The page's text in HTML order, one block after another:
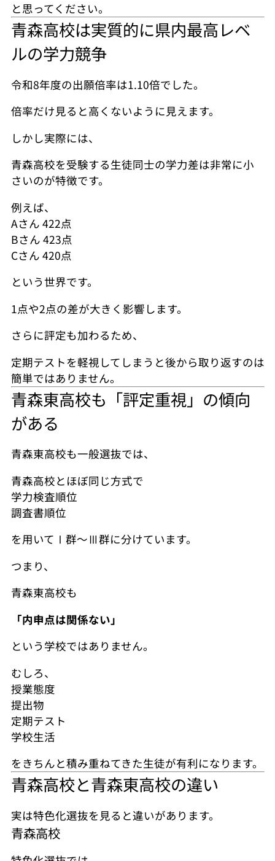
と思ってください。
青森高校は実質的に県内最高レベ
ルの学力競争
令和8年度の出願倍率は1.10倍でした。
倍率だけ見ると高くないように見えます。
しかし実際には、
青森高校を受験する生徒同士の学力差は非常に小
さいのが特徴です。
例えば、
Aさん 422点
Bさん 423点
Cさん 420点
という世界です。
1点や2点の差が大きく影響します。
さらに評定も加わるため、
定期テストを軽視してしまうと後から取り返すのは
簡単ではありません。
青森東高校も「評定重視」の傾向
がある
青森東高校も一般選抜では、
青森高校とほぼ同じ方式で
学力検査順位
調査書順位
を用いてⅠ群～Ⅲ群に分けています。
つまり、
青森東高校も
「内申点は関係ない」
という学校ではありません。
むしろ、
授業態度
提出物
定期テスト
学校生活
をきちんと積み重ねてきた生徒が有利になります。
青森高校と青森東高校の違い
実は特色化選抜を見ると違いがあります。
青森高校